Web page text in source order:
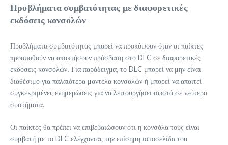
Προβλήματα συμβατότητας με διαφορετικές
εκδόσεις κονσολών
Προβλήματα συμβατότητας μπορεί να προκύψουν όταν οι παίκτες
προσπαθούν να αποκτήσουν πρόσβαση στο DLC σε διαφορετικές
εκδόσεις κονσολών. Για παράδειγμα, το DLC μπορεί να μην είναι
διαθέσιμο για παλαιότερα μοντέλα κονσολών ή μπορεί να απαιτεί
συγκεκριμένες ενημερώσεις για να λειτουργήσει σωστά σε νεότερα
συστήματα.
Οι παίκτες θα πρέπει να επιβεβαιώσουν ότι η κονσόλα τους είναι
συμβατή με το DLC ελέγχοντας την επίσημη ιστοσελίδα του